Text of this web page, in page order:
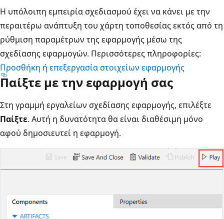
Η υπόλοιπη εμπειρία σχεδιασμού έχει να κάνει με την
περαιτέρω ανάπτυξη του χάρτη τοποθεσίας εκτός από τη
ρύθμιση παραμέτρων της εφαρμογής μέσω της
σχεδίασης εφαρμογών. Περισσότερες πληροφορίες:
Προσθήκη ή επεξεργασία στοιχείων εφαρμογής
Παίξτε με την εφαρμογή σας
Στη γραμμή εργαλείων σχεδίασης εφαρμογής, επιλέξτε
Παίξτε. Αυτή η δυνατότητα θα είναι διαθέσιμη μόνο
αφού δημοσιευτεί η εφαρμογή.